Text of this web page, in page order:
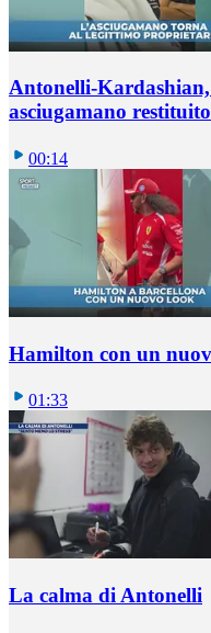
Antonelli-
asciugamano restituito
00:14
Hamilton con un
01:33
La calma di Antonelli